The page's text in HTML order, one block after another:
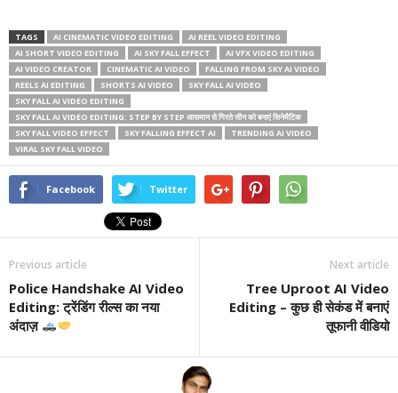
TAGS AI CINEMATIC VIDEO EDITING
AI REEL VIDEO EDITING
AI SHORT VIDEO EDITING
AI SKY FALL EFFECT
AI VFX VIDEO EDITING
AI VIDEO CREATOR
CINEMATIC AI VIDEO
FALLING FROM SKY AI VIDEO
REELS AI EDITING
SHORTS AI VIDEO
SKY FALL AI VIDEO
SKY FALL AI VIDEO EDITING
SKY FALL AI VIDEO EDITING: STEP BY STEP आसमान से गिरते सीन को बनाएं सिनेमैटिक
SKY FALL VIDEO EFFECT
SKY FALLING EFFECT AI
TRENDING AI VIDEO
VIRAL SKY FALL VIDEO
Facebook Twitter
Previous article
Police Handshake AI Video
Editing: ट्रेंडिंग रील्स का नया
अंदाज़
Next article
Tree Uproot AI Video
Editing – कुछ ही सेकंड में बनाएं
तूफानी वीडियो